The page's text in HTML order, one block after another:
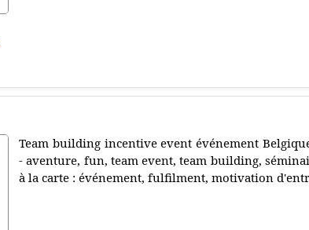
Team building incentive event événement
- aventure, fun, team event, team building,
à la carte : événement, fulfilment, motivation